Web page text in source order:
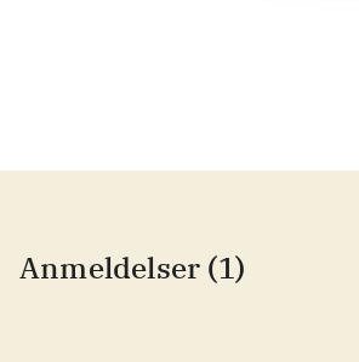
Anmeldelser (1)